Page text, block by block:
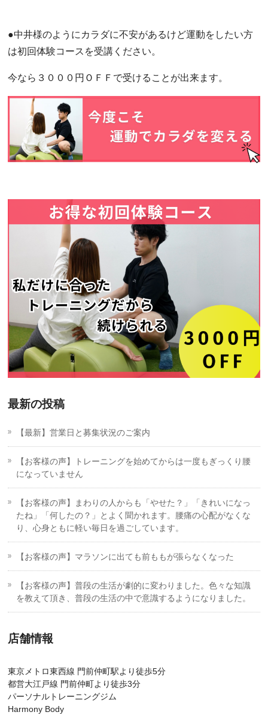
●中井様のようにカラダに不安があるけど運動をしたい方
は初回体験コースを受講ください。
今なら３０００円ＯＦＦで受けることが出来ます。
最新の投稿
【最新】営業日と募集状況のご案内
【お客様の声】トレーニングを始めてからは一度もぎっくり腰
になっていません
【お客様の声】まわりの人からも「やせた？」「きれいになっ
たね」「何したの？」とよく聞かれます。腰痛の心配がなくな
り、心身ともに軽い毎日を過ごしています。
【お客様の声】マラソンに出ても前ももが張らなくなった
【お客様の声】普段の生活が劇的に変わりました。色々な知識
を教えて頂き、普段の生活の中で意識するようになりました。
店舗情報
東京メトロ東西線 門前仲町駅より徒歩5分
都営大江戸線 門前仲町より徒歩3分
パーソナルトレーニングジム
Harmony Body